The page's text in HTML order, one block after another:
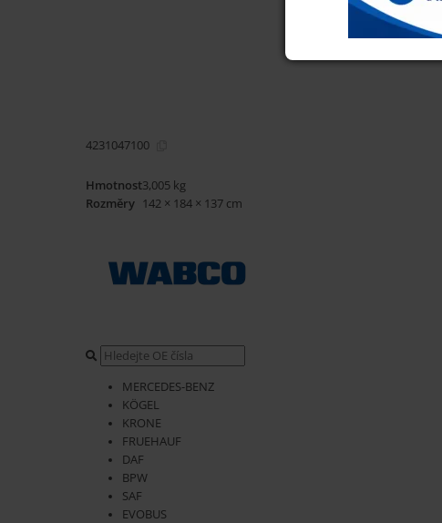
4231047100
Hmotnost3,005 kg
Rozměry 142 × 184 × 137 cm
MERCEDES-BENZ
KÖGEL
KRONE
FRUEHAUF
DAF
BPW
SAF
EVOBUS